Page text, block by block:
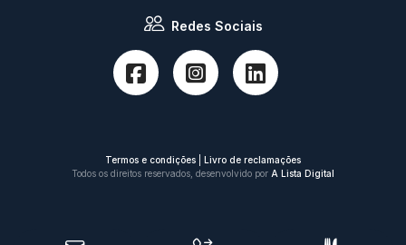
Redes Sociais
Termos e condições
Livro de reclamações
Todos os direitos reservados, desenvolvido por A Lista Digital